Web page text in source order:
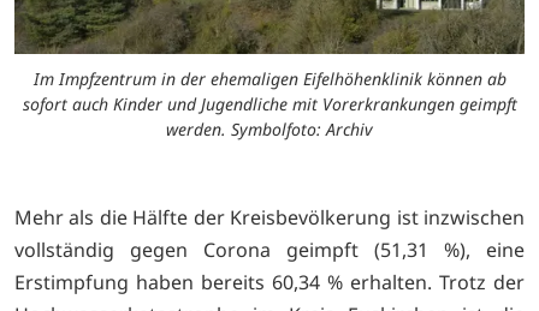
Im Impfzentrum in der ehemaligen Eifelhöhenklinik können ab
sofort auch Kinder und Jugendliche mit Vorerkrankungen geimpft
werden. Symbolfoto: Archiv
Mehr als die Hälfte der Kreisbevölkerung ist inzwischen
vollständig gegen Corona geimpft (51,31 %), eine
Erstimpfung haben bereits 60,34 % erhalten. Trotz der